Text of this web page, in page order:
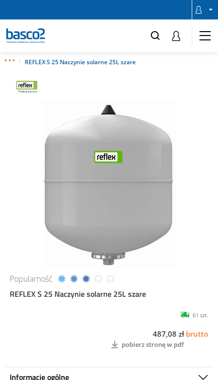
REFLEX S 25 Naczynie solarne 25L szare
Popularność
REFLEX S 25 Naczynie solarne 25L szare
Informacje ogólne
61 szt.
487,08 zł brutto
pobierz stronę w pdf